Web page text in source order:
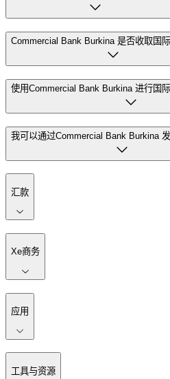
Commercial Bank Burkina 是否收取国际
使用Commercial Bank Burkina 进行国
我可以通过Commercial Bank Burkina 发
汇款
Xe商务
应用
工具与资源